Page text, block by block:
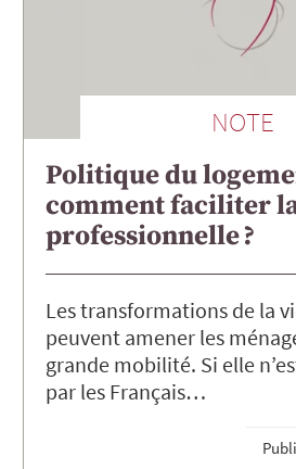
NOTE
Politique du
comment faciliter
professionnelle ?
Les transformations de la
peuvent amener les
grande mobilité. Si elle
par les Français…